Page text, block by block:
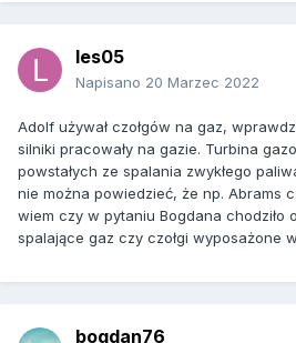
les05
Napisano 20 Marzec 2022
Adolf używał czołgów na gaz,
silniki pracowały na gazie. Turbina
powstałych ze spalania zwykłego
nie można powiedzieć, że np. Abrams
wiem czy w pytaniu Bogdana chodziło
spalające gaz czy czołgi wyposażone
bogdan76